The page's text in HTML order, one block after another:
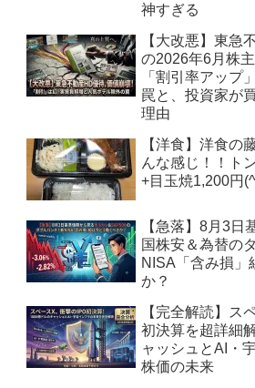
神すぎる
【大改悪】東急
の2026年6月株
「割引率アップ
罠と、投資家が
理由
【洋食】洋食
んな感じ！！ト
+目玉焼1,200円
【急落】8月3日
国株安＆為替の
NISA「含み損」
か？
【完全解読】ス
初決算を超詳細
ャッシュとAI・
株価の未来